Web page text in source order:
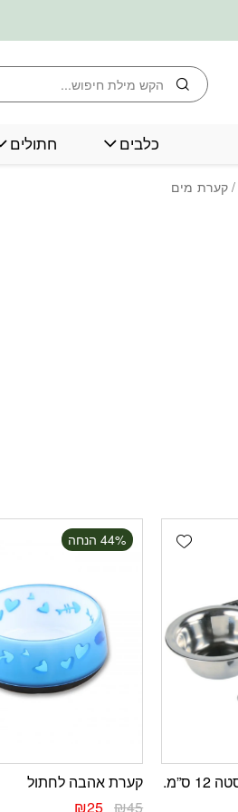
חיפוש
כלבים חתולים
/ קערת מים
Add wishlist‫44% הנחה
קערת אהבה לחתול
₪45
₪25